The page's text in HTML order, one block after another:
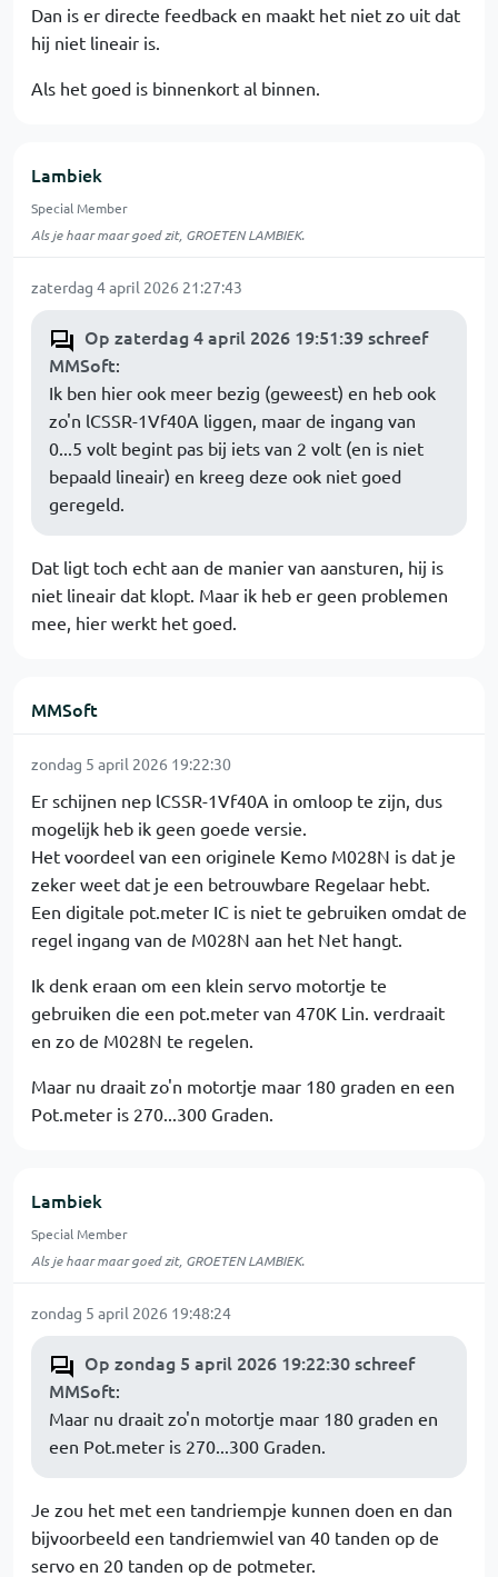
Dan is er directe feedback en maakt het niet zo uit dat
hij niet lineair is.
Als het goed is binnenkort al binnen.
Lambiek
Special Member
Als je haar maar goed zit, GROETEN LAMBIEK.
zaterdag 4 april 2026 21:27:43
Op zaterdag 4 april 2026 19:51:39 schreef
MMSoft:
Ik ben hier ook meer bezig (geweest) en heb ook
zo'n lCSSR-1Vf40A liggen, maar de ingang van
0...5 volt begint pas bij iets van 2 volt (en is niet
bepaald lineair) en kreeg deze ook niet goed
geregeld.
Dat ligt toch echt aan de manier van aansturen, hij is
niet lineair dat klopt. Maar ik heb er geen problemen
mee, hier werkt het goed.
MMSoft
zondag 5 april 2026 19:22:30
Er schijnen nep lCSSR-1Vf40A in omloop te zijn, dus
mogelijk heb ik geen goede versie.
Het voordeel van een originele Kemo M028N is dat je
zeker weet dat je een betrouwbare Regelaar hebt.
Een digitale pot.meter IC is niet te gebruiken omdat de
regel ingang van de M028N aan het Net hangt.
Ik denk eraan om een klein servo motortje te
gebruiken die een pot.meter van 470K Lin. verdraait
en zo de M028N te regelen.
Maar nu draait zo'n motortje maar 180 graden en een
Pot.meter is 270...300 Graden.
Lambiek
Special Member
Als je haar maar goed zit, GROETEN LAMBIEK.
zondag 5 april 2026 19:48:24
Op zondag 5 april 2026 19:22:30 schreef
MMSoft:
Maar nu draait zo'n motortje maar 180 graden en
een Pot.meter is 270...300 Graden.
Je zou het met een tandriempje kunnen doen en dan
bijvoorbeeld een tandriemwiel van 40 tanden op de
servo en 20 tanden op de potmeter.